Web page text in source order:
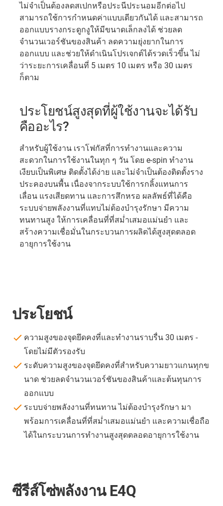
ไม่จำเป็นต้องลดสเปกหรือประนีประนอมอีกต่อไป
สามารถใช้การกำหนดค่าแบบเดียวกันได้ และสามารถ
ออกแบบรางกระดูกงูให้มีขนาดเล็กลงได้ ช่วยลด
จำนวนเวอร์ชันของสินค้า ลดความยุ่งยากในการ
ออกแบบ และช่วยให้ดำเนินโปรเจกต์ได้รวดเร็วขึ้น ไม่
ว่าระยะการเคลื่อนที่ 5 เมตร 10 เมตร หรือ 30 เมตร
ก็ตาม
ประโยชน์สูงสุดที่ผู้ใช้งานจะได้รับ
คืออะไร?
สำหรับผู้ใช้งาน เราโฟกัสที่การทำงานและความ
สะดวกในการใช้งานในทุก ๆ วัน โดย e-spin ทำงาน
เงียบเป็นพิเศษ ติดตั้งได้ง่าย และไม่จำเป็นต้องติดตั้งราง
ประคองบนพื้น เนื่องจากระบบใช้การกลิ้งแทนการ
เลื่อน แรงเสียดทาน และการสึกหรอ ผลลัพธ์ที่ได้คือ
ระบบจ่ายพลังงานที่แทบไม่ต้องบำรุงรักษา มีความ
ทนทานสูง ให้การเคลื่อนที่ที่สม่ำเสมอแม่นยำ และ
สร้างความเชื่อมั่นในกระบวนการผลิตได้สูงสุดตลอด
อายุการใช้งาน
ประโยชน์
ความสูงของจุดยึดคงที่และทำงานราบรื่น 30 เมตร -
โดยไม่มีตัวรองรับ
ระดับความสูงของจุดยึดคงที่สำหรับความยาวแกนทุกข
นาด ช่วยลดจำนวนเวอร์ชันของสินค้าและต้นทุนการ
ออกแบบ
ระบบจ่ายพลังงานที่ทนทาน ไม่ต้องบำรุงรักษา มา
พร้อมการเคลื่อนที่ที่สม่ำเสมอแม่นยำ และความเชื่อถือ
ได้ในกระบวนการทำงานสูงสุดตลอดอายุการใช้งาน
ซีรีส์โซ่พลังงาน E4Q